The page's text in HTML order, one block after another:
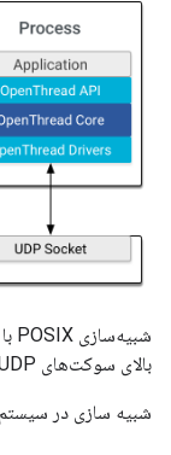
بالای سوکت‌های UDP، یک فرآیند در هر دستگاه ایجاد می‌کند.
شبیه سازی در